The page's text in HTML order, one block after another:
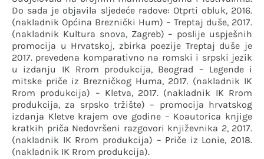
Do sada je objavila sljedeće radove: Otprti obluk, 2016.
(nakladnik Općina Breznički Hum) – Treptaj duše, 2017.
(nakladnik Kultura snova, Zagreb) – poslije uspješnih
promocija u Hrvatskoj, zbirka poezije Treptaj duše je
2017. prevedena komparativno na romski i srpski jezik
u izdanju IK Rrom produkcija, Beograd – Legende i
mitske priče iz Brezničkog Huma, 2017. (nakladnik IK
Rrom produkcija) – Kletva, 2017. (nakladnik IK Rrom
produkcija, za srpsko tržište) – promocija hrvatskog
izdanja Kletve krajem ove godine – Koautorica knjige
kratkih priča Nedovršeni razgovori književnika 2, 2017.
(nakladnik IK Rrom produkcija) – Priče iz Lonie, 2018.
(nakladnik IK Rrom produkcija).